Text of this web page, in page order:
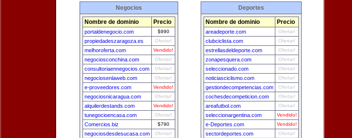
Negocios
Nombre de dominio Precio
portaldenegocio.com $990
propiedadeszaragoza.es Ofertar!
melhoroferta.com Vendido!
negociosconchina.com Ofertar!
consultoriaennegocios.com Ofertar!
negociosenlaweb.com Ofertar!
e-proveedores.com Vendido!
negociosnicaragua.com Ofertar!
alquilerdestands.com Vendido!
tunegocioencasa.com Ofertar!
Comercios.biz $790
negociosdesdesucasa.com Ofertar!
Deportes
Nombre de dominio Precio
areadeporte.com Ofertar!
clubciclista.com Ofertar!
estrellasdeldeporte.com Ofertar!
zonapesquera.com Ofertar!
seleccionado.com Ofertar!
noticiasciclismo.com Ofertar!
gestiondecompetencias.com Ofertar!
cochesdecompeticion.com Ofertar!
areafutbol.com Ofertar!
seleccionargentina.com Vendido!
e-Deportes.com Vendido!
sectordeportes.com Ofertar!